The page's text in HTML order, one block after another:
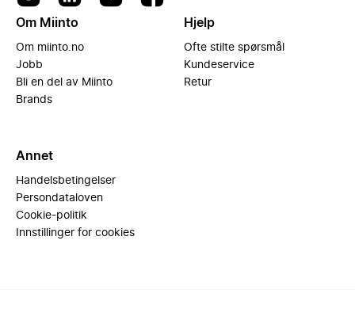
Om Miinto
Om miinto.no
Jobb
Bli en del av Miinto
Brands
Hjelp
Ofte stilte spørsmål
Kundeservice
Retur
Annet
Handelsbetingelser
Persondataloven
Cookie-politik
Innstillinger for cookies